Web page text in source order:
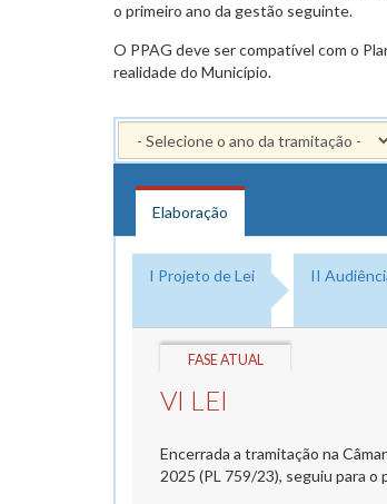
o primeiro ano da gestão seguinte.
O PPAG deve ser compatível com o
realidade do Município.
Elaboração
I Projeto de Lei II
FASE ATUAL
VI LEI
Encerrada a tramitação na
2025 (PL 759/23), seguiu para